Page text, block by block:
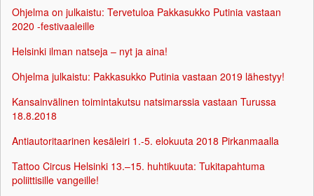
Ohjelma on julkaistu: Tervetuloa Pakkasukko Putinia vastaan
2020 -festivaaleille
Helsinki ilman natseja – nyt ja aina!
Ohjelma julkaistu: Pakkasukko Putinia vastaan 2019 lähestyy!
Kansainvälinen toimintakutsu natsimarssia vastaan Turussa
18.8.2018
Antiautoritaarinen kesäleiri 1.-5. elokuuta 2018 Pirkanmaalla
Tattoo Circus Helsinki 13.–15. huhtikuuta: Tukitapahtuma
poliittisille vangeille!